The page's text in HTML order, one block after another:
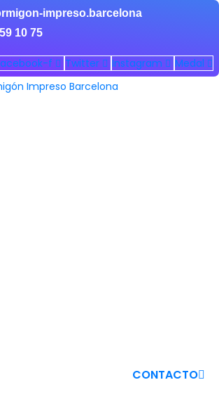
impreso.barcelona
10 75
f Twitter Instagram Medal
CONTACTO